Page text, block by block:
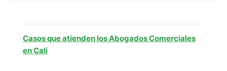
Casos que atienden los Abogados Comerciales
en Cali